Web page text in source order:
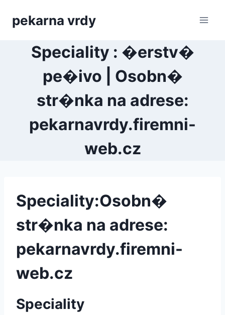
pekarna vrdy
Speciality : �erstv�
pe�ivo | Osobn�
str�nka na adrese:
pekarnavrdy.firemni-
web.cz
Speciality:Osobn�
str�nka na adrese:
pekarnavrdy.firemni-
web.cz
Speciality